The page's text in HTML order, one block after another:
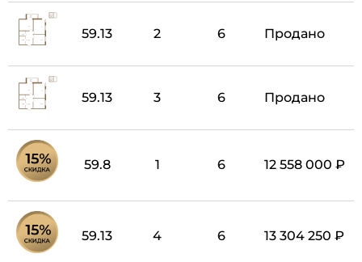
59.13 2 6 Продано
59.13 3 6 Продано
59.8 1 6 12 558 000 ₽
59.13 4 6 13 304 250 ₽